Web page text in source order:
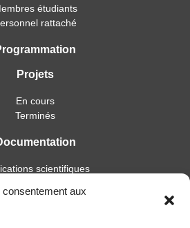
consentement aux
étudiants
rattaché
Projets
En cours
Terminés
scientifiques
à l’intervention
mémoires et thèses